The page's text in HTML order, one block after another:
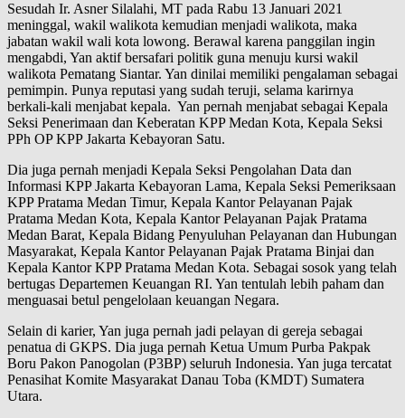
Sesudah Ir. Asner Silalahi, MT pada Rabu 13 Januari 2021
meninggal, wakil walikota kemudian menjadi walikota, maka
jabatan wakil wali kota lowong. Berawal karena panggilan ingin
mengabdi, Yan aktif bersafari politik guna menuju kursi wakil
walikota Pematang Siantar. Yan dinilai memiliki pengalaman sebagai
pemimpin. Punya reputasi yang sudah teruji, selama karirnya
berkali-kali menjabat kepala. Yan pernah menjabat sebagai Kepala
Seksi Penerimaan dan Keberatan KPP Medan Kota, Kepala Seksi
PPh OP KPP Jakarta Kebayoran Satu.
Dia juga pernah menjadi Kepala Seksi Pengolahan Data dan
Informasi KPP Jakarta Kebayoran Lama, Kepala Seksi Pemeriksaan
KPP Pratama Medan Timur, Kepala Kantor Pelayanan Pajak
Pratama Medan Kota, Kepala Kantor Pelayanan Pajak Pratama
Medan Barat, Kepala Bidang Penyuluhan Pelayanan dan Hubungan
Masyarakat, Kepala Kantor Pelayanan Pajak Pratama Binjai dan
Kepala Kantor KPP Pratama Medan Kota. Sebagai sosok yang telah
bertugas Departemen Keuangan RI. Yan tentulah lebih paham dan
menguasai betul pengelolaan keuangan Negara.
Selain di karier, Yan juga pernah jadi pelayan di gereja sebagai
penatua di GKPS. Dia juga pernah Ketua Umum Purba Pakpak
Boru Pakon Panogolan (P3BP) seluruh Indonesia. Yan juga tercatat
Penasihat Komite Masyarakat Danau Toba (KMDT) Sumatera
Utara.